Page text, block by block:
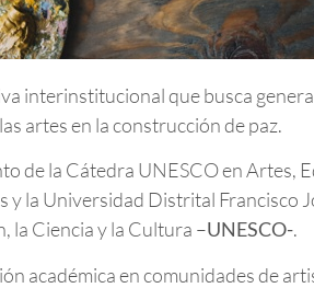
interinstitucional que busca
artes en la construcción de paz.
de la Cátedra UNESCO en Artes,
la Universidad Distrital Francisco
la Ciencia y la Cultura –UNESCO-.
académica en comunidades de